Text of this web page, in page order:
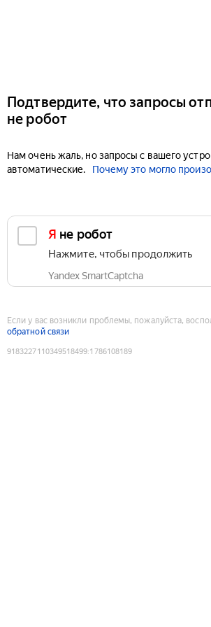
Подтвердите, что запросы
не робот
Нам очень жаль, но запросы с вашего
автоматические.
Почему это могло
Я не робот
Нажмите, чтобы продолжить
Yandex SmartCaptcha
Если у вас возникли проблемы, пожалуйста,
обратной связи
9183227110349518499:1786108189